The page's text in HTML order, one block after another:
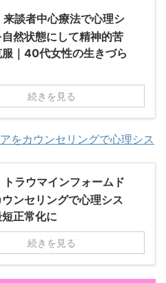
来談者中心療法で心理シ
然状態にして精神的苦
服｜40代女性の生きづら
続きを見る
をカウンセリングで心理シス
トラウマインフォームド
ンセリングで心理シス
正常化に
続きを見る